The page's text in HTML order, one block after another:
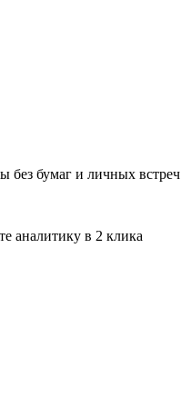
без бумаг и личных встреч
аналитику в 2 клика